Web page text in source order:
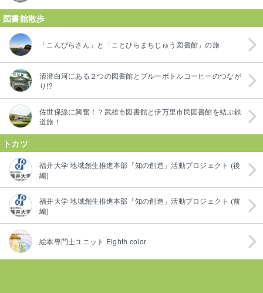
図書館散歩
「こんぴらさん」と「ことひらまちじゅう図書館」の旅
清澄白河にある２つの図書館とブルーボトルコーヒーのつなが
り!?
佐世保線に興奮！？武雄市図書館と伊万里市民図書館を結ぶ鉄
道旅！
トカツ
福井大学 地域創生推進本部「知の創造」活動プロジェクト (後
編)
福井大学 地域創生推進本部「知の創造」活動プロジェクト (前
編)
絵本専門士ユニット Eighth color